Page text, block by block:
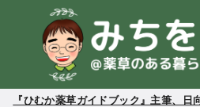
『ひむか薬草ガイドブック』主筆、